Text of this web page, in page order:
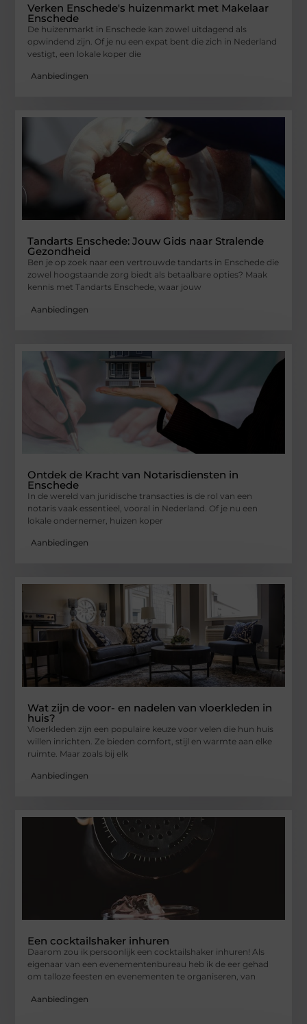
Verken Enschede's huizenmarkt met Makelaar
Enschede
De huizenmarkt in Enschede kan zowel uitdagend als
opwindend zijn. Of je nu een expat bent die zich in Nederland
vestigt, een lokale koper die
Aanbiedingen
Tandarts Enschede: Jouw Gids naar Stralende
Gezondheid
Ben je op zoek naar een vertrouwde tandarts in Enschede die
zowel hoogstaande zorg biedt als betaalbare opties? Maak
kennis met Tandarts Enschede, waar jouw
Aanbiedingen
Ontdek de Kracht van Notarisdiensten in
Enschede
In de wereld van juridische transacties is de rol van een
notaris vaak essentieel, vooral in Nederland. Of je nu een
lokale ondernemer, huizen koper
Aanbiedingen
Wat zijn de voor- en nadelen van vloerkleden in
huis?
Vloerkleden zijn een populaire keuze voor velen die hun huis
willen inrichten. Ze bieden comfort, stijl en warmte aan elke
ruimte. Maar zoals bij elk
Aanbiedingen
Een cocktailshaker inhuren
Daarom zou ik persoonlijk een cocktailshaker inhuren! Als
eigenaar van een evenementenbureau heb ik de eer gehad
om talloze feesten en evenementen te organiseren, van
Aanbiedingen